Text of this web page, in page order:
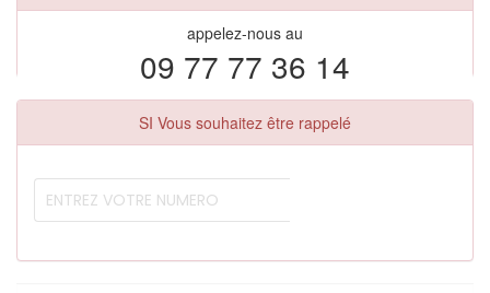
appelez-nous au
09 77 77 36 14
SI Vous souhaitez être rappelé